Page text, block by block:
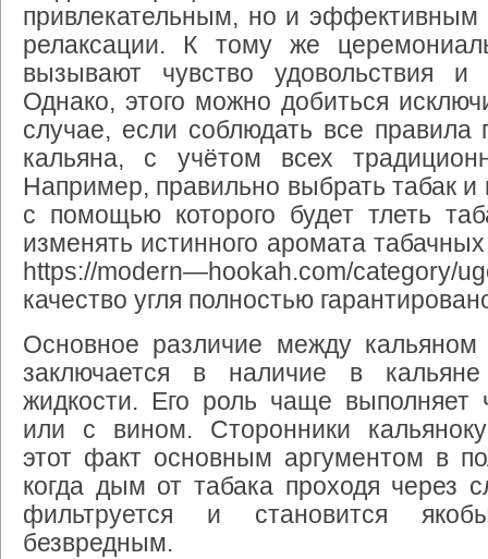
привлекательным, но и эффективным
релаксации. К тому же
вызывают
чувство удовольствия
и
Однако, этого можно добиться
случае, если соблюдать все правила
кальяна, с учётом всех
Например, правильно выбрать табак и
с помощью которого будет тлеть
изменять истинного аромата табачных
https://modern—hookah.com/category/
качество угля полностью
Основное различие между кальяном
заключается
в наличие в
кальяне
жидкости. Его роль чаще выполняет
или
с вином. Сторонники
этот факт основным аргументом в
когда дым от табака проходя через
фильтруется
и становится
безвредным.